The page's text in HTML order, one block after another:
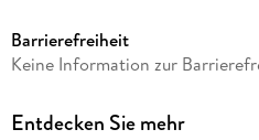
Reihe
Autor/Autorin
Barrierefreiheit
Keine Information zur
Entdecken Sie mehr